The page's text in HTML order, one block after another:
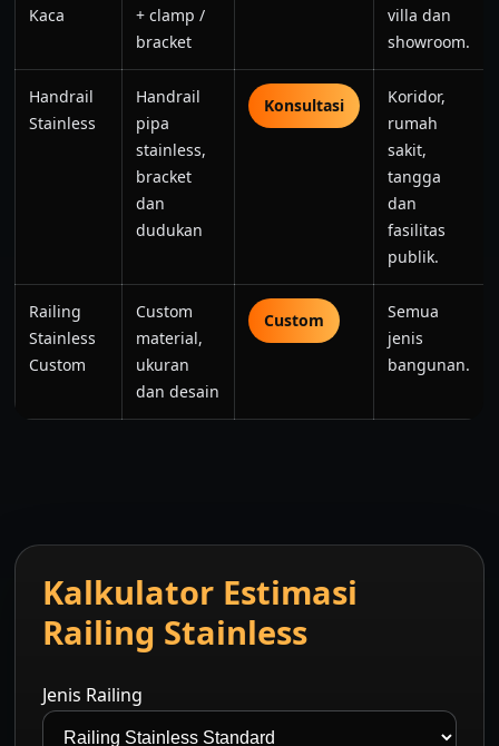
Kaca
+ clamp /
bracket
villa dan
showroom.
Handrail
Stainless
Handrail
pipa
stainless,
bracket
dan
dudukan
Konsultasi
Koridor,
rumah
sakit,
tangga
dan
fasilitas
publik.
Railing
Stainless
Custom
Custom
material,
ukuran
dan desain
Custom
Semua
jenis
bangunan.
Kalkulator Estimasi
Railing Stainless
Jenis Railing